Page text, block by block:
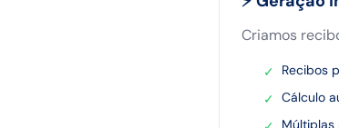
Criamos
✓
Recibos
✓ Cálculo